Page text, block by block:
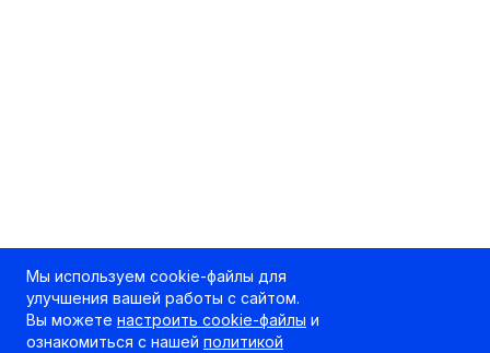
Мы используем cookie-файлы для
улучшения вашей работы с сайтом.
Вы можете настроить cookie-файлы и
ознакомиться с нашей политикой